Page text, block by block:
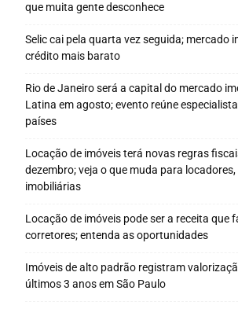
que muita gente desconhece
Selic cai pela quarta vez seguida; mercado
crédito mais barato
Rio de Janeiro será a capital do mercado
Latina em agosto; evento reúne
países
Locação de imóveis terá novas regras
dezembro; veja o que muda para
imobiliárias
Locação de imóveis pode ser a receita que
corretores; entenda as oportunidades
Imóveis de alto padrão registram
últimos 3 anos em São Paulo